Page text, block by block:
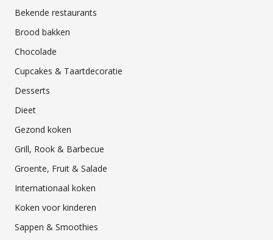
Bekende restaurants
Brood bakken
Chocolade
Cupcakes & Taartdecoratie
Desserts
Dieet
Gezond koken
Grill, Rook & Barbecue
Groente, Fruit & Salade
Internationaal koken
Koken voor kinderen
Sappen & Smoothies